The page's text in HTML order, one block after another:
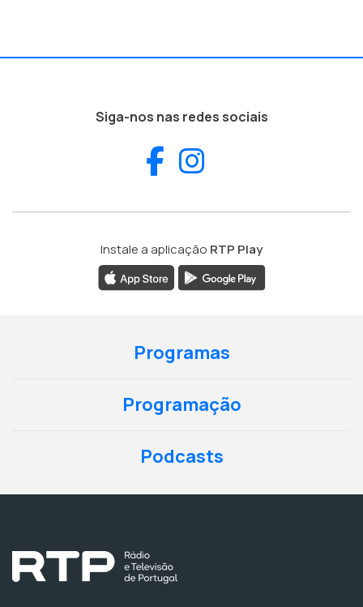
Siga-nos nas redes sociais
Facebook
Instale a aplicação RTP Play
Programas
Programação
Podcasts